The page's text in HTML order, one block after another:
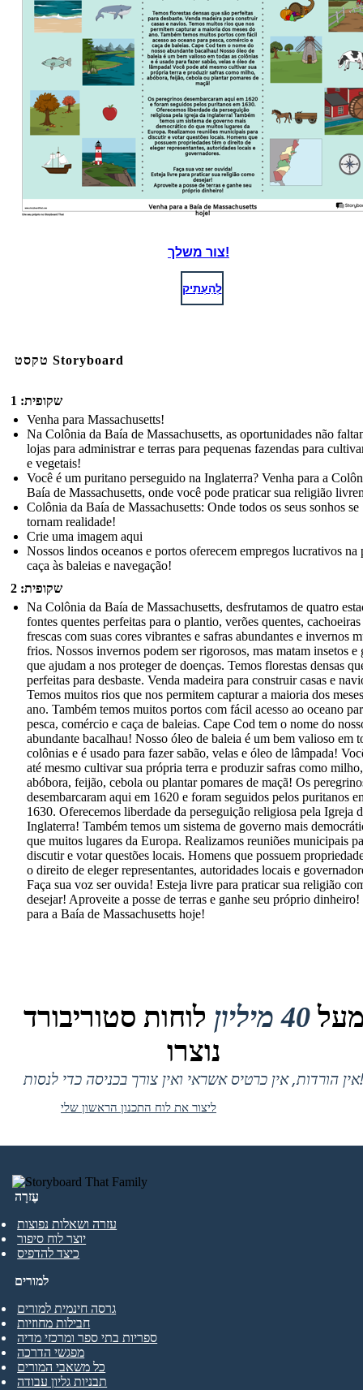
צור משלך!
לְהַעְתִיק
טקסט Storyboard
שקופית: 1
Venha para Massachusetts!
Na Colônia da Baía de Massachusetts, as oportunidades não
lojas para administrar e terras para pequenas fazendas para
e vegetais!
Você é um puritano perseguido na Inglaterra? Venha para a
Baía de Massachusetts, onde você pode praticar sua religião
Colônia da Baía de Massachusetts: Onde todos os seus sonhos se
tornam realidade!
Crie uma imagem aqui
Nossos lindos oceanos e portos oferecem empregos lucrativos na
caça às baleias e navegação!
שקופית: 2
Na Colônia da Baía de Massachusetts, desfrutamos de quatro
fontes quentes perfeitas para o plantio, verões quentes, cachoeiras
frescas com suas cores vibrantes e safras abundantes e invernos
frios. Nossos invernos podem ser rigorosos, mas matam insetos e
que ajudam a nos proteger de doenças. Temos florestas densas
perfeitas para desbaste. Venda madeira para construir casas e
Temos muitos rios que nos permitem capturar a maioria dos
ano. Também temos muitos portos com fácil acesso ao oceano
pesca, comércio e caça de baleias. Cape Cod tem o nome do
abundante bacalhau! Nosso óleo de baleia é um bem valioso em
colônias e é usado para fazer sabão, velas e óleo de lâmpada!
até mesmo cultivar sua própria terra e produzir safras como milho,
abóbora, feijão, cebola ou plantar pomares de maçã! Os
desembarcaram aqui em 1620 e foram seguidos pelos puritanos
1630. Oferecemos liberdade da perseguição religiosa pela Igreja
Inglaterra! Também temos um sistema de governo mais
que muitos lugares da Europa. Realizamos reuniões municipais
discutir e votar questões locais. Homens que possuem
o direito de eleger representantes, autoridades locais e
Faça sua voz ser ouvida! Esteja livre para praticar sua religião
desejar! Aproveite a posse de terras e ganhe seu próprio dinheiro!
para a Baía de Massachusetts hoje!
40 מיליון
לוחות סטוריבורד
נוצרו
אין הורדות, אין כרטיס אשראי ואין צורך בכניסה כדי לנסות!
ליצור את לוח התכנון הראשון שלי
עֶזרָה
עזרה ושאלות נפוצות
יוצר לוח סיפור
כיצד להדפיס
למורים
גרסה חינמית למורים
חבילות מחוזיות
ספריות בתי ספר ומרכזי מדיה
מפגשי הדרכה
כל משאבי המורים
תבניות גליון עבודה